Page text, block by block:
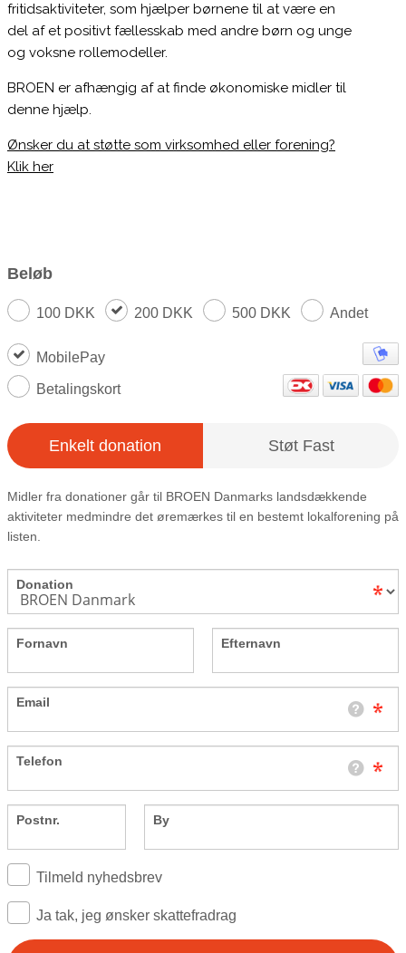
fritidsaktiviteter, som hjælper børnene til at være en
del af et positivt fællesskab med andre børn og unge
og voksne rollemodeller.
BROEN er afhængig af at finde økonomiske midler til
denne hjælp.
Ønsker du at støtte som virksomhed eller forening?
Klik her